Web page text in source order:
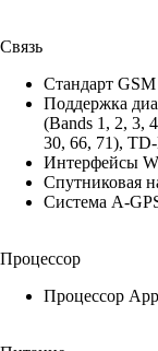
Связь
Стандарт
Поддержка
(Bands 1, 2, 3,
30, 66, 71),
Интерфейсы
Спутниковая
Cистема A-
Процессор
Процессор